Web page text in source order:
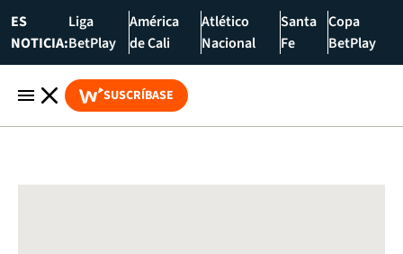
ES
NOTICIA:
Liga
BetPlay
América
de Cali
Atlético
Nacional
Santa
Fe
Copa
BetPlay
SUSCRÍBASE